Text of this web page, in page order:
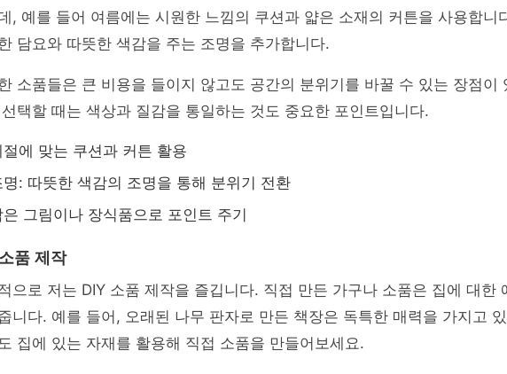
, 예를 들어 여름에는 시원한 느낌의 쿠션과 얇은 소재의 커튼을 사용합니
담요와 따뜻한 색감을 주는 조명을 추가합니다.
소품들은 큰 비용을 들이지 않고도 공간의 분위기를 바꿀 수 있는 장점이
택할 때는 색상과 질감을 통일하는 것도 중요한 포인트입니다.
절에 맞는 쿠션과 커튼 활용
명: 따뜻한 색감의 조명을 통해 분위기 전환
은 그림이나 장식품으로 포인트 주기
품 제작
으로 저는 DIY 소품 제작을 즐깁니다. 직접 만든 가구나 소품은 집에 대한
니다. 예를 들어, 오래된 나무 판자로 만든 책장은 독특한 매력을 가지고
집에 있는 자재를 활용해 직접 소품을 만들어보세요.